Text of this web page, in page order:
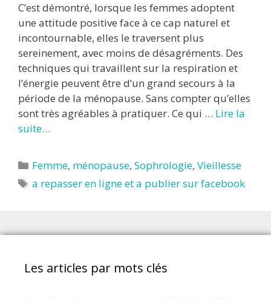
C’est démontré, lorsque les femmes adoptent
une attitude positive face à ce cap naturel et
incontournable, elles le traversent plus
sereinement, avec moins de désagréments. Des
techniques qui travaillent sur la respiration et
l’énergie peuvent être d’un grand secours à la
période de la ménopause. Sans compter qu’elles
sont très agréables à pratiquer. Ce qui … Lire la
suite…
Catégories
Femme, ménopause,Sophrologie,Vieillesse
Étiquettes
a repasser en ligne et a publier sur facebook
Les articles par mots clés